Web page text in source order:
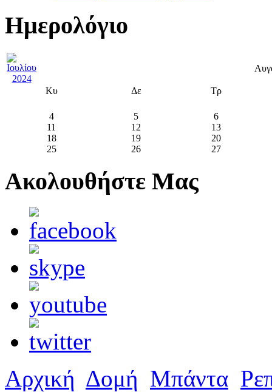
Ημερολόγιο
Κυ Δε Τρ
4 5
6
11
12
13
18
19
20
25
26 27
Ακολουθήστε Μας
Αρχική Δομή Μπάντα